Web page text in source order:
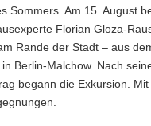
Sommers. Am 15. August
Florian Gloza-
Rande der Stadt – aus
Berlin-Malchow. Nach
begann die Exkursion. Mit